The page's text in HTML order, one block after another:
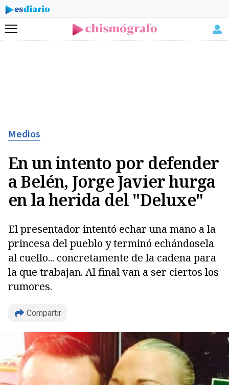
Menú
Medios
En un intento por defender
a Belén, Jorge Javier hurga
en la herida del "Deluxe"
El presentador intentó echar una mano a la
princesa del pueblo y terminó echándosela
al cuello... concretamente de la cadena para
la que trabajan. Al final van a ser ciertos los
rumores.
Compartir
Copiar